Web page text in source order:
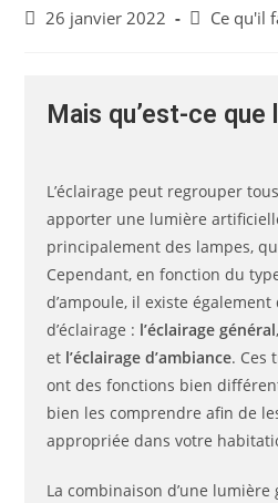
26 janvier 2022 Ce qu'il
Mais qu’est-ce que
L’éclairage peut regrouper
apporter une lumière
principalement des lampes,
Cependant, en fonction du
d’ampoule, il existe
d’éclairage : l’éclairage général,
et l’éclairage d’ambiance. Ces
ont des fonctions bien
bien les comprendre afin de
appropriée dans votre
La combinaison d’une lumière